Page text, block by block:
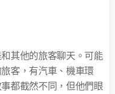
其他的旅客聊天。可能
客，有汽車、機車環
都截然不同，但他們眼